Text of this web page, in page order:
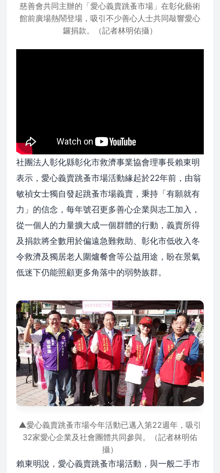
慈善會共同主辦的「愛心義賣跳蚤市場」在彰化藝術
館前廣場熱鬧登場，吸引不少善心人士共同敲響愛心
鑼捐款。（記者林明佑攝）
社團法人彰化縣彰化市救濟事業協會理事長賴東明
表示，愛心義賣跳蚤市場活動緣起於22年前，由翁
敏禎女士獨自發起跳蚤市場義賣，秉持「有願就有
力」的信念，每年號召更多善心企業與志工加入，
從一個人的力量擴大成一個群體的行動，義賣所得
及捐款將全數用於偏遠急難救助、彰化市低收入冬
令救濟及獨居老人圍爐餐會等公益用途，盼在景氣
低迷下仍能照顧更多角落中的弱勢族群。
▲愛心義賣跳蚤市場今年活動已邁入第22週年，吸引
32家愛心企業及社會團體共同參與。（記者林明佑
攝）
賴東明說，愛心義賣跳蚤市場活動，與一般二手市